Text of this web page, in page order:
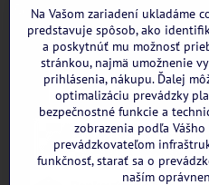
WhatsApp
Na Vašom zariadení ukladáme
predstavuje spôsob, ako
a poskytnúť mu možnosť
stránkou, najmä umožnenie
prihlásenia, nákupu. Ďalej
optimalizáciu prevádzky
bezpečnostné funkcie a
zobrazenia podľa
prevádzkovateľom
funkčnosť, starať sa o
naším